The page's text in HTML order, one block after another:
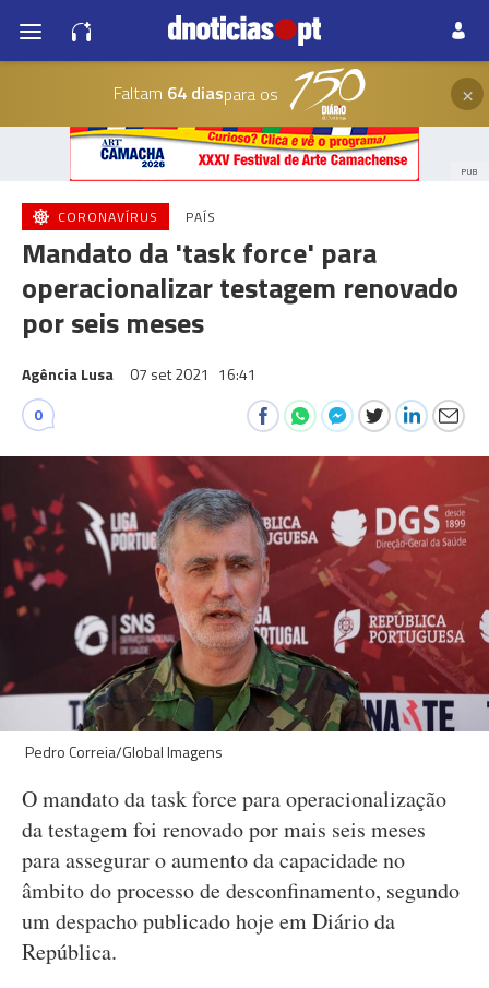
Faltam 64 diaspara os ×
PUB
CORONAVÍRUS PAÍS
Mandato da 'task force' para
operacionalizar testagem renovado
por seis meses
Agência Lusa 07 set 2021 16:41
0
Pedro Correia/Global Imagens
O mandato da task force para operacionalização
da testagem foi renovado por mais seis meses
para assegurar o aumento da capacidade no
âmbito do processo de desconfinamento, segundo
um despacho publicado hoje em Diário da
República.